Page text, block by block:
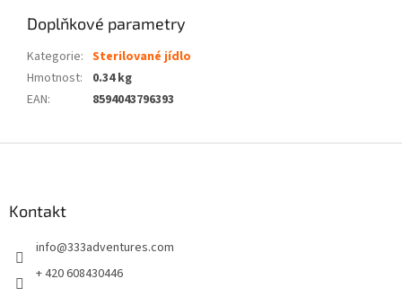
Doplňkové parametry
Kategorie: Sterilované jídlo
Hmotnost:
0.34 kg
EAN: 8594043796393
Kontakt
info@333adventures.com
+ 420 608430446